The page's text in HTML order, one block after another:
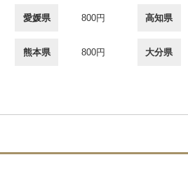
愛媛県 800円 高知県
熊本県 800円 大分県